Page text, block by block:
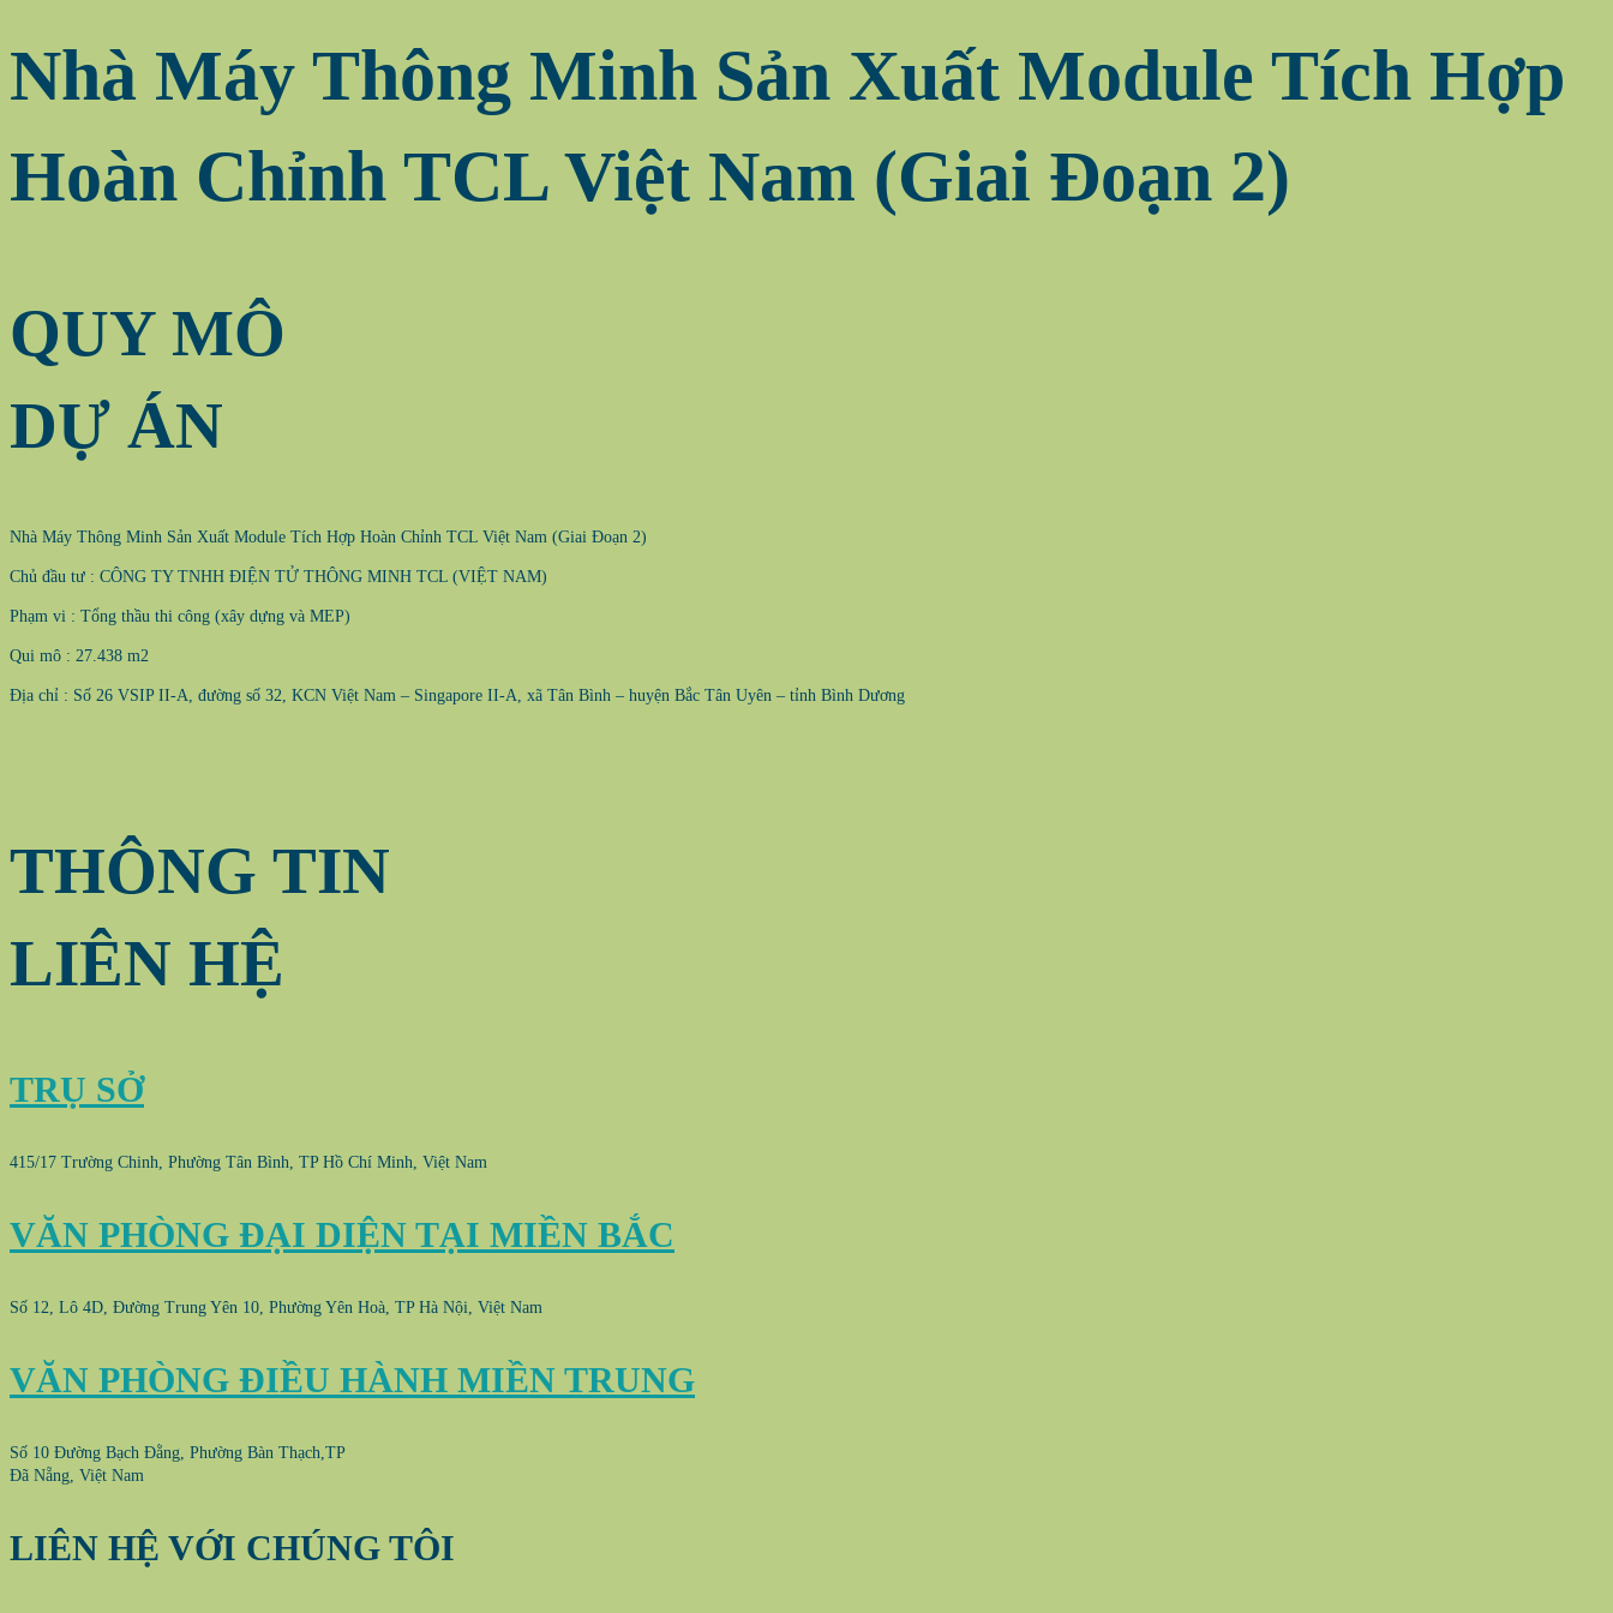
Nhà Máy Thông Minh Sản Xuất Module Tích Hợp
Hoàn Chỉnh TCL Việt Nam (Giai Đoạn 2)
QUY MÔ
DỰ ÁN
Nhà Máy Thông Minh Sản Xuất Module Tích Hợp Hoàn Chỉnh TCL Việt Nam (Giai Đoạn 2)
Chủ đầu tư : CÔNG TY TNHH ĐIỆN TỬ THÔNG MINH TCL (VIỆT NAM)
Phạm vi : Tổng thầu thi công (xây dựng và MEP)
Qui mô : 27.438 m2
Địa chỉ : Số 26 VSIP II-A, đường số 32, KCN Việt Nam – Singapore II-A, xã Tân Bình – huyện Bắc Tân Uyên – tỉnh Bình Dương
THÔNG TIN
LIÊN HỆ
TRỤ SỞ
415/17 Trường Chinh, Phường Tân Bình, TP Hồ Chí Minh, Việt Nam
VĂN PHÒNG ĐẠI DIỆN TẠI MIỀN BẮC
Số 12, Lô 4D, Đường Trung Yên 10, Phường Yên Hoà, TP Hà Nội, Việt Nam
VĂN PHÒNG ĐIỀU HÀNH MIỀN TRUNG
Số 10 Đường Bạch Đằng, Phường Bàn Thạch,TP
Đã Nẵng, Việt Nam
LIÊN HỆ VỚI CHÚNG TÔI